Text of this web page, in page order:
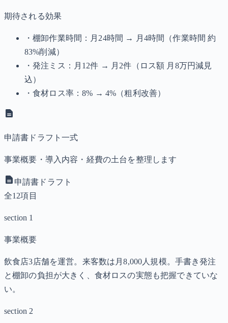
期待される効果
・棚卸作業時間：月24時間 → 月4時間（作業時間 約
83%削減）
・発注ミス：月12件 → 月2件（ロス額 月8万円減見
込）
・食材ロス率：8% → 4%（粗利改善）
申請書ドラフト一式
事業概要・導入内容・経費の土台を整理します
申請書ドラフト
全12項目
section 1
事業概要
飲食店3店舗を運営。来客数は月8,000人規模。手書き発注
と棚卸の負担が大きく、食材ロスの実態も把握できていな
い。
section 2